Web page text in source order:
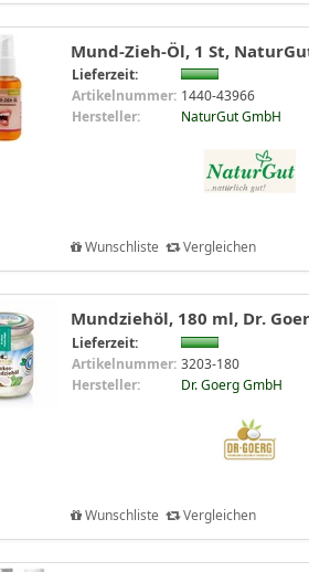
Mund-Zieh-Öl, 1 St,
Lieferzeit:
Artikelnummer: 1440-43966
Hersteller:
NaturGut GmbH
Wunschliste Vergleichen
Mundziehöl, 180 ml, Dr.
Lieferzeit:
Artikelnummer: 3203-180
Hersteller:
Dr. Goerg GmbH
Wunschliste Vergleichen